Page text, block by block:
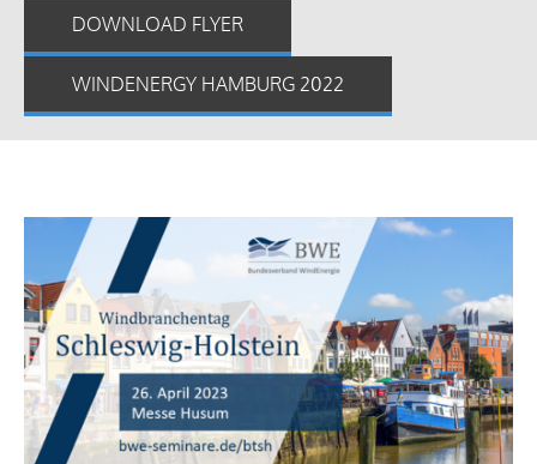
DOWNLOAD FLYER
WINDENERGY HAMBURG 2022